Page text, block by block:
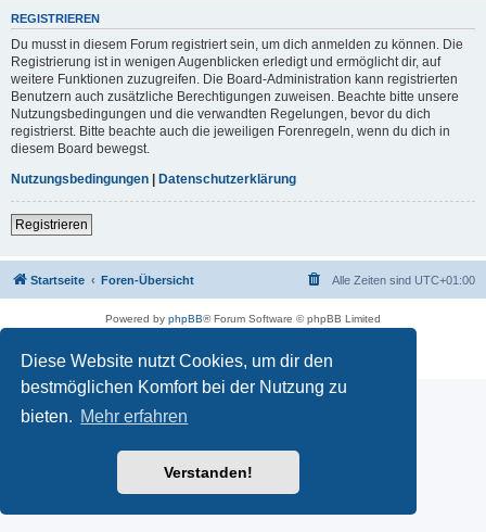
Diese Website nutzt Cookies, um dir den
bestmöglichen Komfort bei der Nutzung zu
bieten. Mehr erfahren
Verstanden!
REGISTRIEREN
Du musst in diesem Forum registriert sein, um dich anmelden zu können. Die
Registrierung ist in wenigen Augenblicken erledigt und ermöglicht dir, auf
weitere Funktionen zuzugreifen. Die Board-Administration kann registrierten
Benutzern auch zusätzliche Berechtigungen zuweisen. Beachte bitte unsere
Nutzungsbedingungen und die verwandten Regelungen, bevor du dich
registrierst. Bitte beachte auch die jeweiligen Forenregeln, wenn du dich in
diesem Board bewegst.
Nutzungsbedingungen | Datenschutzerklärung
Registrieren
Startseite Foren-Übersicht Alle Zeiten sind UTC+01:00
Powered by phpBB® Forum Software © phpBB Limited
Impressum|Datenschutz |Nutzungsbedingungen